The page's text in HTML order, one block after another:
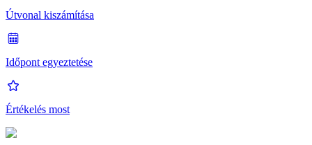
Útvonal kiszámítása
Időpont egyeztetése
Értékelés most